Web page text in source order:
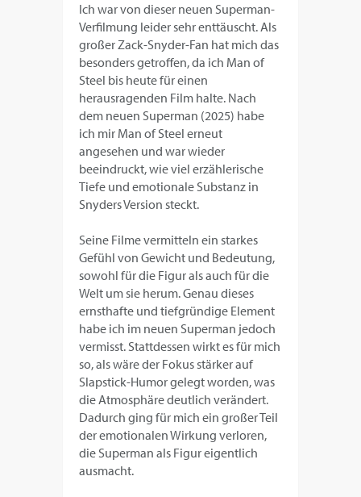
Ich war von dieser neuen Superman-
Verfilmung leider sehr enttäuscht. Als
großer Zack-Snyder-Fan hat mich das
besonders getroffen, da ich Man of
Steel bis heute für einen
herausragenden Film halte. Nach
dem neuen Superman (2025) habe
ich mir Man of Steel erneut
angesehen und war wieder
beeindruckt, wie viel erzählerische
Tiefe und emotionale Substanz in
Snyders Version steckt.
Seine Filme vermitteln ein starkes
Gefühl von Gewicht und Bedeutung,
sowohl für die Figur als auch für die
Welt um sie herum. Genau dieses
ernsthafte und tiefgründige Element
habe ich im neuen Superman jedoch
vermisst. Stattdessen wirkt es für mich
so, als wäre der Fokus stärker auf
Slapstick-Humor gelegt worden, was
die Atmosphäre deutlich verändert.
Dadurch ging für mich ein großer Teil
der emotionalen Wirkung verloren,
die Superman als Figur eigentlich
ausmacht.